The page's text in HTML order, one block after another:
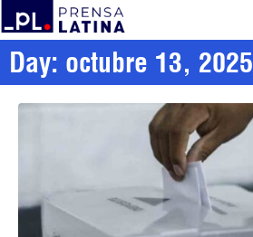
Day: octubre 13, 2025